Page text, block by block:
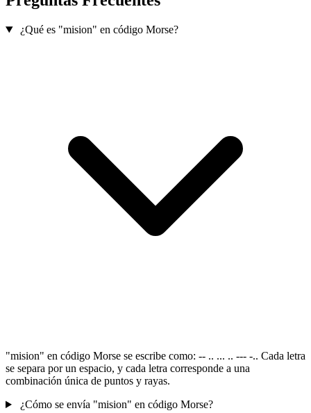
¿Qué es "mision" en código Morse?
"mision" en código Morse se escribe como: -- .. ... .. --- -.. Cada letra
se separa por un espacio, y cada letra corresponde a una
combinación única de puntos y rayas.
¿Cómo se envía "mision" en código Morse?